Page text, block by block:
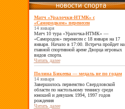
Матч «Уралочки-НТМК» с
«Самородком» перенесен
14 января
Матч 10 тура «Уралочка-НТМК» —
«Самородок» перенесен с 18 января на 17
января. Начало в 17:00. Встреча пройдет на
главной спортивной арене Дворца игровых
видов спорта.
Читать далее
Полина Бикеева — медаль не по годам
14 января
Завершилось первенство Свердловской
области по настольному теннису среди
юношей и девушек 1994, 1997 годов
рождения
Читать далее